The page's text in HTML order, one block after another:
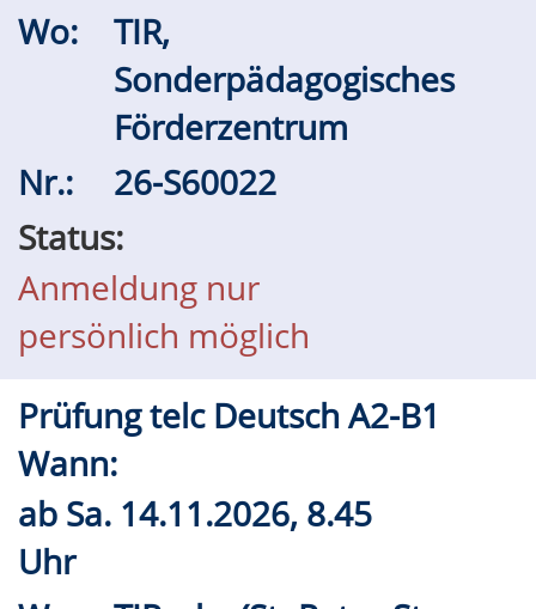
Wo:
TIR,
Sonderpädagogisches
Förderzentrum
Nr.:
26-S60022
Status:
Anmeldung nur
persönlich möglich
Prüfung telc Deutsch A2-B1
Wann:
ab Sa. 14.11.2026, 8.45
Uhr